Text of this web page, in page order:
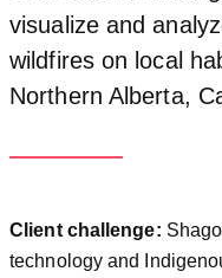
visualize and
wildfires on local
Northern Alberta,
Client challenge:
technology and